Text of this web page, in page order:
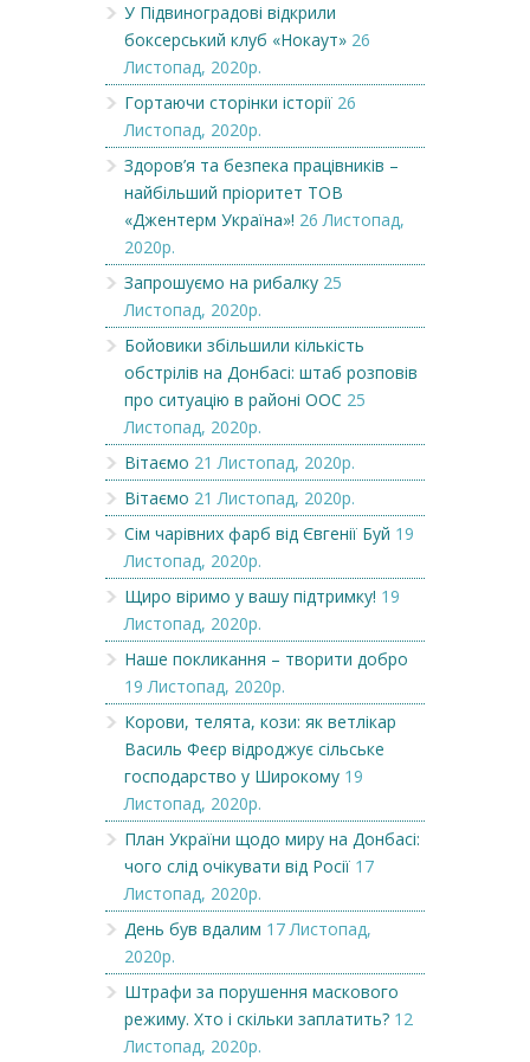
У Підвиноградові відкрили
боксерський клуб «Нокаут» 26
Листопад, 2020р.
Гортаючи сторінки історії 26
Листопад, 2020р.
Здоров’я та безпека працівників –
найбільший пріоритет ТОВ
«Джентерм Україна»! 26 Листопад,
2020р.
Запрошуємо на рибалку 25
Листопад, 2020р.
Бойовики збільшили кількість
обстрілів на Донбасі: штаб розповів
про ситуацію в районі ООС 25
Листопад, 2020р.
Вітаємо 21 Листопад, 2020р.
Вітаємо 21 Листопад, 2020р.
Сім чарівних фарб від Євгенії Буй 19
Листопад, 2020р.
Щиро віримо у вашу підтримку! 19
Листопад, 2020р.
Наше покликання – творити добро
19 Листопад, 2020р.
Корови, телята, кози: як ветлікар
Василь Феєр відроджує сільське
господарство у Широкому 19
Листопад, 2020р.
План України щодо миру на Донбасі:
чого слід очікувати від Росії 17
Листопад, 2020р.
День був вдалим 17 Листопад,
2020р.
Штрафи за порушення маскового
режиму. Хто і скільки заплатить? 12
Листопад, 2020р.